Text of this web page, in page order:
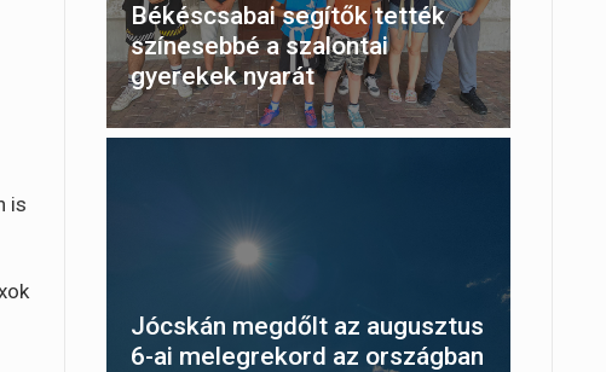
is
Békéscsabai segítők tették
színesebbé a szalontai
gyerekek nyarát
Jócskán megdőlt az augusztus
6-ai melegrekord az országban